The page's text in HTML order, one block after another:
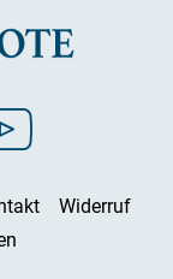
Widerruf